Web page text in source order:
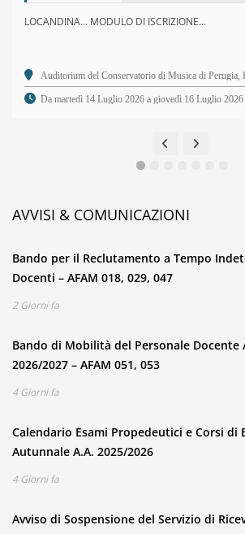
LOCANDINA... MODULO DI ISCRIZIONE...
Da martedì 14 Luglio 2026 a giovedì 16 Luglio 2026
AVVISI & COMUNICAZIONI
Bando per il Reclutamento a Tempo
Docenti – AFAM 018, 029, 047
2 Giorni fa
Bando di Mobilità del Personale Docente
2026/2027 – AFAM 051, 053
4 Giorni fa
Calendario Esami Propedeutici e Corsi di
Autunnale A.A. 2025/2026
4 Giorni fa
Avviso di Sospensione del Servizio di